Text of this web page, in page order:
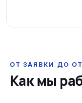
ОТ ЗАЯВКИ ДО
Как мы